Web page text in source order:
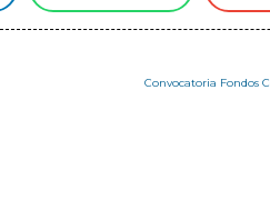
Convocatoria Fondos